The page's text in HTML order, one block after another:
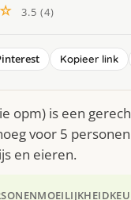
3.5 (4)
Kopieer link
opm) is een
voor 5
en eieren.
MOEILIJKHEID